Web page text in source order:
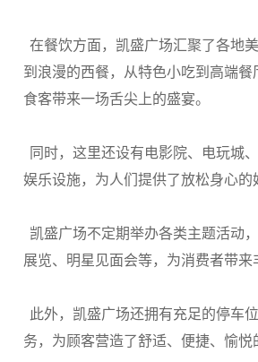
在餐饮方面，凯盛广场汇聚了各地
到浪漫的西餐，从特色小吃到高端餐
食客带来一场舌尖上的盛宴。
同时，这里还设有电影院、电玩城
娱乐设施，为人们提供了放松身心的
凯盛广场不定期举办各类主题活动
展览、明星见面会等，为消费者带来
此外，凯盛广场还拥有充足的停车
务，为顾客营造了舒适、便捷、愉悦